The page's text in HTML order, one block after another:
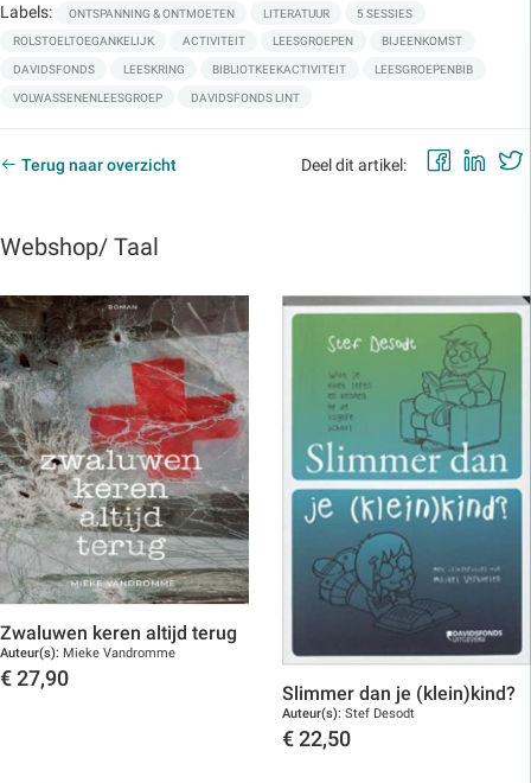
Labels: ONTSPANNING & ONTMOETEN LITERATUUR 5 SESSIES
ROLSTOELTOEGANKELIJK ACTIVITEIT LEESGROEPEN BIJEENKOMST
DAVIDSFONDS LEESKRING BIBLIOTKEEKACTIVITEIT LEESGROEPENBIB
VOLWASSENENLEESGROEP DAVIDSFONDS LINT
Terug naar overzicht Deel dit artikel:
Webshop/ Taal
Zwaluwen keren altijd terug
Auteur(s): Mieke Vandromme
€ 27,90
Slimmer dan je (klein)kind?
Auteur(s): Stef Desodt
€ 22,50